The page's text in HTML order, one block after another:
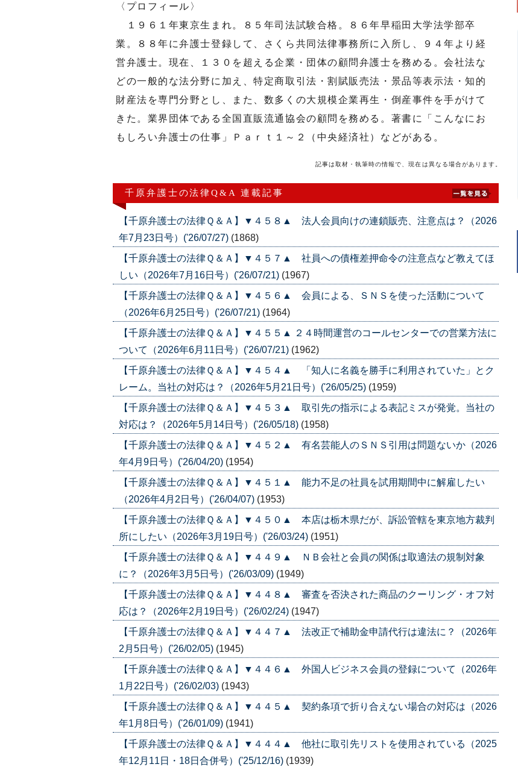
〈プロフィール〉
１９６１年東京生まれ。８５年司法試験合格。８６年早稲田大学法学部卒
業。８８年に弁護士登録して、さくら共同法律事務所に入所し、９４年より経
営弁護士。現在、１３０を超える企業・団体の顧問弁護士を務める。会社法な
どの一般的な法分野に加え、特定商取引法・割賦販売法・景品等表示法・知的
財産法を専門分野とし、また、数多くの大規模企業再生・倒産事件を手がけて
きた。業界団体である全国直販流通協会の顧問を務める。著書に「こんなにお
もしろい弁護士の仕事」Ｐａｒｔ１～２（中央経済社）などがある。
記事は取材・執筆時の情報で、現在は異なる場合があります。
千原弁護士の法律Q&A 連載記事
【千原弁護士の法律Ｑ＆Ａ】▼４５８▲ 法人会員向けの連鎖販売、注意点は？（2026
年7月23日号）('26/07/27) (1868)
【千原弁護士の法律Ｑ＆Ａ】▼４５７▲ 社員への債権差押命令の注意点など教えてほ
しい（2026年7月16日号）('26/07/21) (1967)
【千原弁護士の法律Ｑ＆Ａ】▼４５６▲ 会員による、ＳＮＳを使った活動について
（2026年6月25日号）('26/07/21) (1964)
【千原弁護士の法律Ｑ＆Ａ】▼４５５▲ ２４時間運営のコールセンターでの営業方法に
ついて（2026年6月11日号）('26/07/21) (1962)
【千原弁護士の法律Ｑ＆Ａ】▼４５４▲ 「知人に名義を勝手に利用されていた」とク
レーム。当社の対応は？（2026年5月21日号）('26/05/25) (1959)
【千原弁護士の法律Ｑ＆Ａ】▼４５３▲ 取引先の指示による表記ミスが発覚。当社の
対応は？（2026年5月14日号）('26/05/18) (1958)
【千原弁護士の法律Ｑ＆Ａ】▼４５２▲ 有名芸能人のＳＮＳ引用は問題ないか（2026
年4月9日号）('26/04/20) (1954)
【千原弁護士の法律Ｑ＆Ａ】▼４５１▲ 能力不足の社員を試用期間中に解雇したい
（2026年4月2日号）('26/04/07) (1953)
【千原弁護士の法律Ｑ＆Ａ】▼４５０▲ 本店は栃木県だが、訴訟管轄を東京地方裁判
所にしたい（2026年3月19日号）('26/03/24) (1951)
【千原弁護士の法律Ｑ＆Ａ】▼４４９▲ ＮＢ会社と会員の関係は取適法の規制対象
に？（2026年3月5日号）('26/03/09) (1949)
【千原弁護士の法律Ｑ＆Ａ】▼４４８▲ 審査を否決された商品のクーリング・オフ対
応は？（2026年2月19日号）('26/02/24) (1947)
【千原弁護士の法律Ｑ＆Ａ】▼４４７▲ 法改正で補助金申請代行は違法に？（2026年
2月5日号）('26/02/05) (1945)
【千原弁護士の法律Ｑ＆Ａ】▼４４６▲ 外国人ビジネス会員の登録について（2026年
1月22日号）('26/02/03) (1943)
【千原弁護士の法律Ｑ＆Ａ】▼４４５▲ 契約条項で折り合えない場合の対応は（2026
年1月8日号）('26/01/09) (1941)
【千原弁護士の法律Ｑ＆Ａ】▼４４４▲ 他社に取引先リストを使用されている（2025
年12月11日・18日合併号）('25/12/16) (1939)